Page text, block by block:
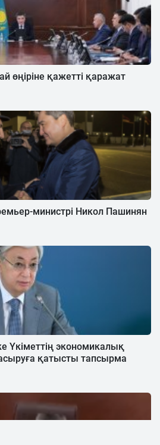
өңіріне қажетті қаражат
министрі Никол Пашинян
Үкіметтің экономикалық
қатысты тапсырма